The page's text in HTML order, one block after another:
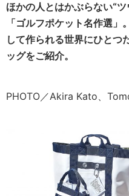
ほかの人とはかぶらない“
「ゴルフポケット名作選
して作られる世界にひとつ
ッグをご紹介。
PHOTO／Akira Kato、